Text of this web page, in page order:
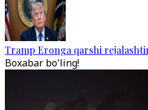
Tramp Eronga qarshi
Boxabar bo'ling!